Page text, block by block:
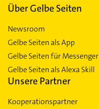
Über Gelbe Seiten
Newsroom
Gelbe Seiten als App
Gelbe Seiten für Messenger
Gelbe Seiten als Alexa Skill
Unsere Partner
Kooperationspartner